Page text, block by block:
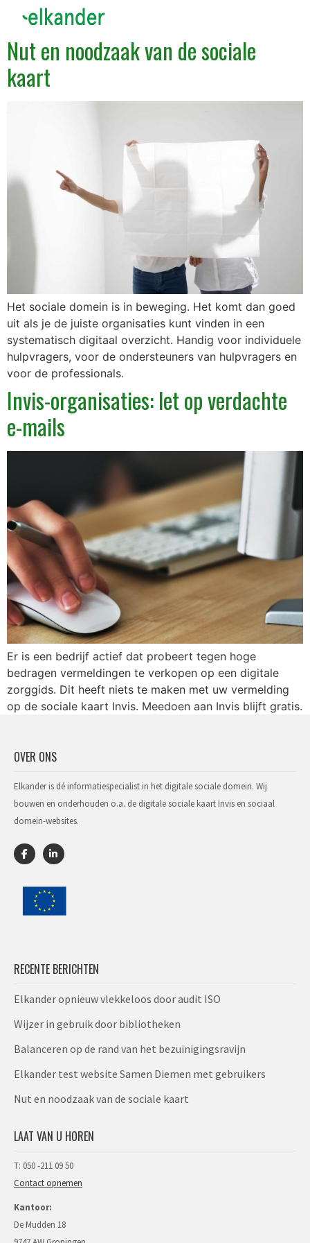
Nut en noodzaak van de sociale
kaart
Het sociale domein is in beweging. Het komt dan goed
uit als je de juiste organisaties kunt vinden in een
systematisch digitaal overzicht. Handig voor individuele
hulpvragers, voor de ondersteuners van hulpvragers en
voor de professionals.
Invis-organisaties: let op verdachte
e-mails
Er is een bedrijf actief dat probeert tegen hoge
bedragen vermeldingen te verkopen op een digitale
zorggids. Dit heeft niets te maken met uw vermelding
op de sociale kaart Invis. Meedoen aan Invis blijft gratis.
OVER ONS
Elkander is dé informatiespecialist in het digitale sociale domein. Wij
bouwen en onderhouden o.a. de digitale sociale kaart Invis en sociaal
domein-websites.
RECENTE BERICHTEN
Elkander opnieuw vlekkeloos door audit ISO​
Wijzer in gebruik door bibliotheken
Balanceren op de rand van het bezuinigingsravijn
Elkander test website Samen Diemen met gebruikers
Nut en noodzaak van de sociale kaart
LAAT VAN U HOREN
T: 050 -211 09 50
Contact opnemen
Kantoor:
De Mudden 18